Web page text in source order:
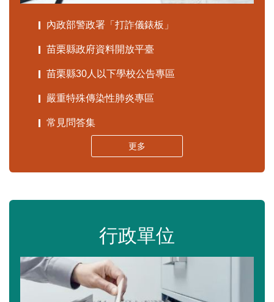
內政部警政署「打詐儀錶板」
苗栗縣政府資料開放平臺
苗栗縣30人以下學校公告專區
嚴重特殊傳染性肺炎專區
常見問答集
更多
行政單位